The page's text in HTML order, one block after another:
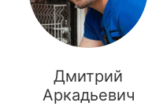
Дмитрий
Аркадьевич